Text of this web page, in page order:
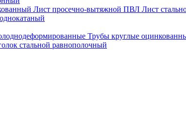
Лист просечно-вытяжной ПВЛ Лист
Трубы круглые
стальной равнополочный